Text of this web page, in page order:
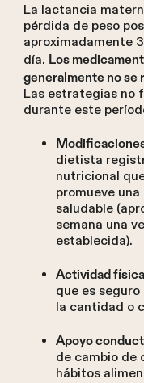
La lactancia
pérdida de peso
aproximadamente
día. Los
generalmente no se
Las estrategias no
durante este
dietista
nutricional
promueve
saludable
semana una
establecida).
Actividad física
que es
la cantidad o
Apoyo
de cambio de
hábitos